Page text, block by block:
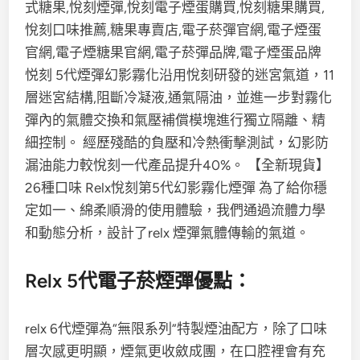
悦刻 5代煙彈幻影霧化沿用悅刻研發的迷宮氣道，11
層迷宮結構,阻斷冷凝液,通氣隔油，並進一步對霧化
彈內的氣體交換和氣壓補償模塊進行獨立隔離、精
細控制。 經歷殘酷的負壓和冷熱衝擊測試，幻影防
漏油能力較悅刻一代產品提升40%。 【全新現貨】
26種口味 Relx悅刻第5代幻影霧化煙彈 為了給你穩
定如一、綿柔順滑的使用體驗，我們通過流體力學
和動態分析，設計了relx 煙彈氣體傳輸的氣道。
Relx 5代電子菸煙彈優點：
relx 6代煙彈為“無限系列”特製煙油配方，除了口味
層次感更明顯，煙氣更收斂成團，在口腔裡會有充